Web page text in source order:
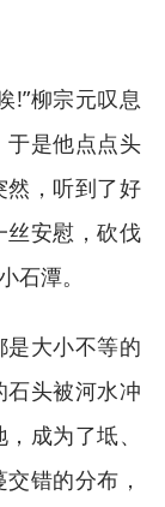
!”柳宗元叹息
于是他点点头
然，听到了好
丝安慰，砍伐
潭。
大小不等的
头被河水冲
成为了坻、
错的分布，